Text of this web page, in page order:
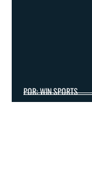
POR: WIN SPORTS